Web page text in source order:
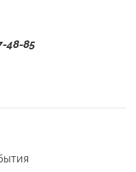
48-85